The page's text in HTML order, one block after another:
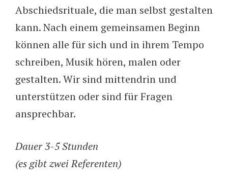
Abschiedsrituale, die man selbst gestalten
kann. Nach einem gemeinsamen Beginn
können alle für sich und in ihrem Tempo
schreiben, Musik hören, malen oder
gestalten. Wir sind mittendrin und
unterstützen oder sind für Fragen
ansprechbar.
Dauer 3-5 Stunden
(es gibt zwei Referenten)